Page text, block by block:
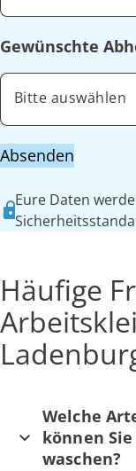
Gewünschte
Bitte auswählen
Absenden
Eure Daten
Häufige
Welche
können
waschen?